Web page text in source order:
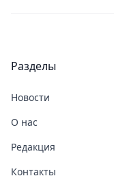
Разделы
Новости
О нас
Редакция
Контакты